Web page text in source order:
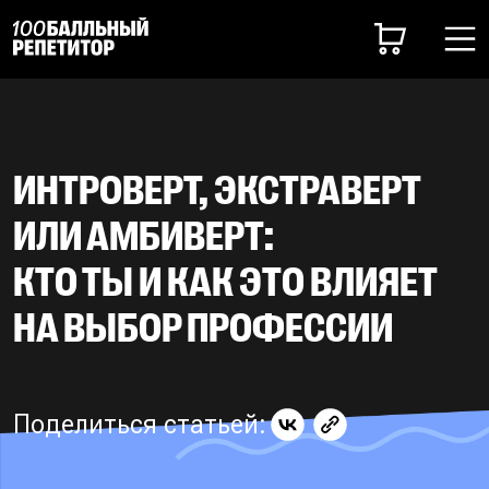
ИНТРОВЕРТ, ЭКСТРАВЕРТ
ИЛИ АМБИВЕРТ:
КТО ТЫ И КАК ЭТО ВЛИЯЕТ
НА ВЫБОР ПРОФЕССИИ
Поделиться статьей: